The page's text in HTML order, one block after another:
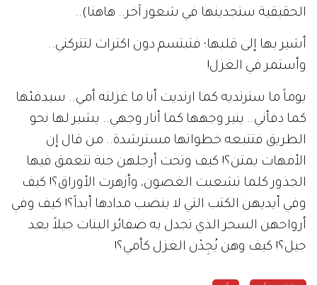
الحقيقية ستجدينها في شعور آخر.. هاهنا)..
أشير بها إلى قلبها؛ فتبتسم دون اكتراث لتتركني..
وأستمر في الغزل!
يوماً ما سترتديه كما ارتديت أنا ما غزلته أمي.. سيدفئها
كما دفأني.. ينير وجهها كما أنار وجهي.. يشير لها نحو
الطريق فتتبعه خطواتها مسترشدة.. من قال إن
الأمهات يمتن؟! كيف وتحت أرجلهن جنة تتعمق فيها
الجذور كلما تشعبت الغصون، وأزهرت الأوراق؟! كيف
وفي أيديهن الكتب التي لا ينضب مدادها أبداً؟! كيف وفي
أرواحهن السحر الذي تجدل به ضفائر البنات جيلاً بعد
جيل؟! كيف وهن يُجِدْن الغزل كأمي؟!